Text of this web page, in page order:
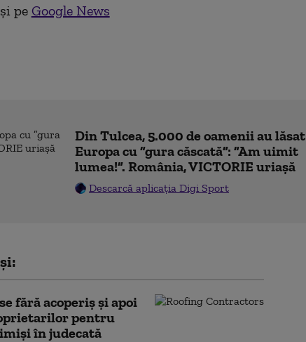
pe Google News
Din Tulcea, 5.000 de oamenii au lăsat
Europa cu ”gura căscată”: ”Am uimit
lumea!”. România, VICTORIE uriașă
Descarcă aplicația Digi Sport
fără acoperiș și apoi
pentru
în judecată